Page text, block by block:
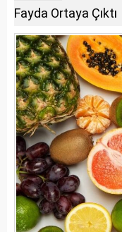
Fayda Ortaya Çıktı